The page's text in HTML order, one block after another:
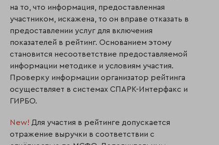
на то, что информация, предоставленная
участником, искажена, то он вправе отказать в
предоставлении услуг для включения
показателей в рейтинг. Основанием этому
становится несоответствие предоставляемой
информации методике и условиям участия.
Проверку информации организатор рейтинга
осуществляет в системах СПАРК-Интерфакс и
ГИРБО.
New! Для участия в рейтинге допускается
отражение выручки в соответствии с